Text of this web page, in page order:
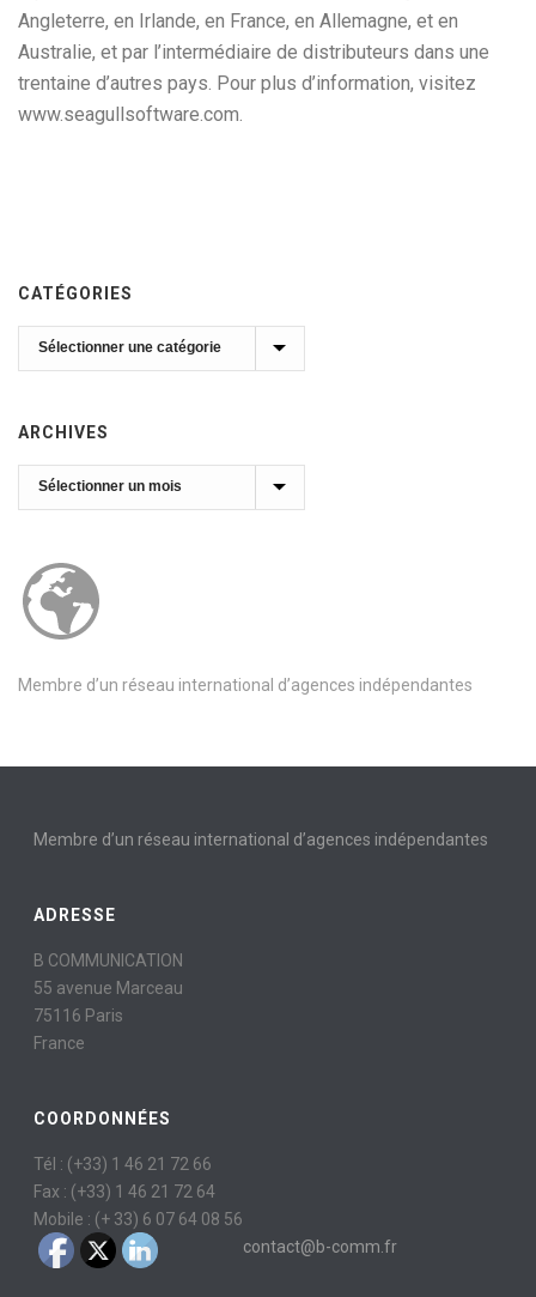
Angleterre, en Irlande, en France, en Allemagne, et en
Australie, et par l’intermédiaire de distributeurs dans une
trentaine d’autres pays. Pour plus d’information, visitez
www.seagullsoftware.com.
CATÉGORIES
Catégories
ARCHIVES
Archives
Membre d’un réseau international d’agences indépendantes
Membre d’un réseau international d’agences indépendantes
ADRESSE
B COMMUNICATION
55 avenue Marceau
75116 Paris
France
COORDONNÉES
Tél : (+33) 1 46 21 72 66
Fax : (+33) 1 46 21 72 64
Mobile : (+ 33) 6 07 64 08 56
contact@b-comm.fr